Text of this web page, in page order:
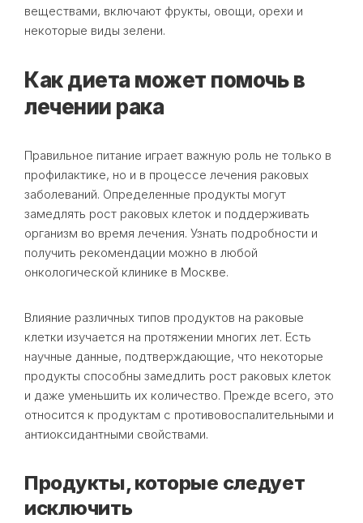
веществами, включают фрукты, овощи, орехи и
некоторые виды зелени.
Как диета может помочь в
лечении рака
Правильное питание играет важную роль не только в
профилактике, но и в процессе лечения раковых
заболеваний. Определенные продукты могут
замедлять рост раковых клеток и поддерживать
организм во время лечения. Узнать подробности и
получить рекомендации можно в любой
онкологической клинике в Москве.
Влияние различных типов продуктов на раковые
клетки изучается на протяжении многих лет. Есть
научные данные, подтверждающие, что некоторые
продукты способны замедлить рост раковых клеток
и даже уменьшить их количество. Прежде всего, это
относится к продуктам с противовоспалительными и
антиоксидантными свойствами.
Продукты, которые следует
исключить